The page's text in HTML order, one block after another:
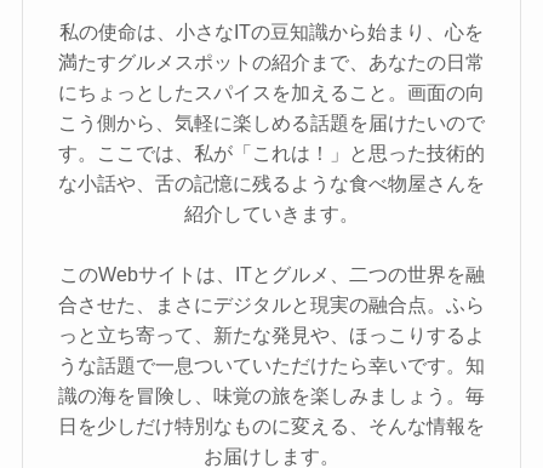
私の使命は、小さなITの豆知識から始まり、心を
満たすグルメスポットの紹介まで、あなたの日常
にちょっとしたスパイスを加えること。画面の向
こう側から、気軽に楽しめる話題を届けたいので
す。ここでは、私が「これは！」と思った技術的
な小話や、舌の記憶に残るような食べ物屋さんを
紹介していきます。
このWebサイトは、ITとグルメ、二つの世界を融
合させた、まさにデジタルと現実の融合点。ふら
っと立ち寄って、新たな発見や、ほっこりするよ
うな話題で一息ついていただけたら幸いです。知
識の海を冒険し、味覚の旅を楽しみましょう。毎
日を少しだけ特別なものに変える、そんな情報を
お届けします。